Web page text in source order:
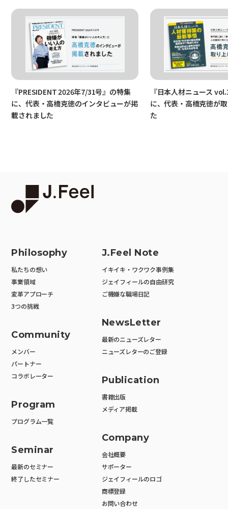
『PRESIDENT 2026年7/31号』の特集
に、代表・高橋克徳のインタビューが掲
載されました
『日本人材ニュース
に、代表・高橋克徳が
た
Philosophy
私たちの想い
事業領域
変革アプローチ
3つの挑戦
Community
メンバー
パートナー
コラボレーター
Program
プログラム一覧
Seminar
最新のセミナー
終了したセミナー
J.Feel Note
イキイキ・ワクワク事例集
ジェイフィールの自由研究
ご機嫌な職場日記
NewsLetter
最新のニューズレター
ニューズレターのご登録
Publication
書籍出版
メディア掲載
Company
会社概要
サポーター
ジェイフィールのロゴ
商標登録
お問い合わせ